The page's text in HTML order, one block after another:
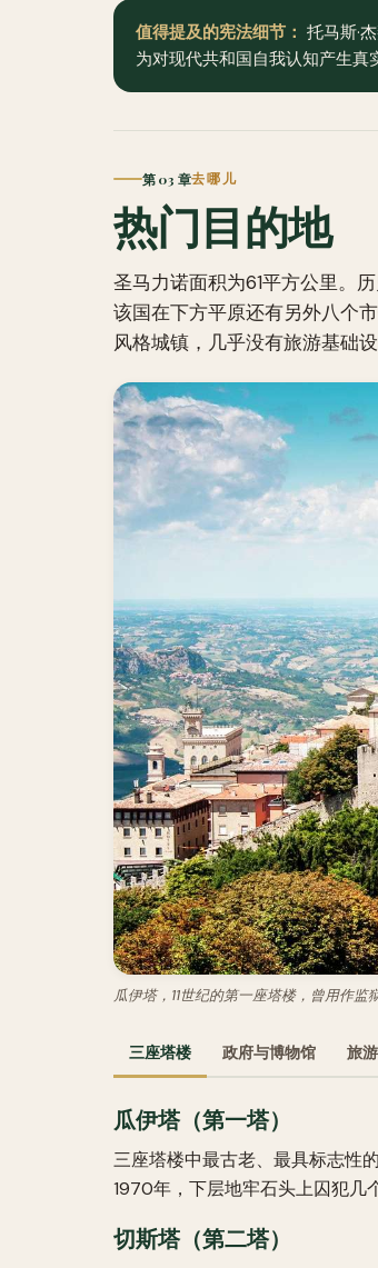
值得提及的宪法细节： 托马斯·
为对现代共和国自我认知产生真
第 03 章去哪儿
热门目的地
圣马力诺面积为61平方公里。
该国在下方平原还有另外八个
风格城镇，几乎没有旅游基础
瓜伊塔，11世纪的第一座塔楼，曾用作监
三座塔楼 政府与博物馆 旅
瓜伊塔（第一塔）
三座塔楼中最古老、最具标志性
1970年，下层地牢石头上囚犯几
切斯塔（第二塔）